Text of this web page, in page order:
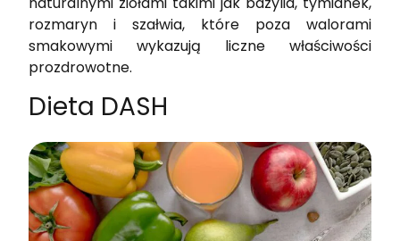
rozmaryn i szałwia, które poza walorami
smakowymi wykazują liczne właściwości
prozdrowotne.
Dieta DASH